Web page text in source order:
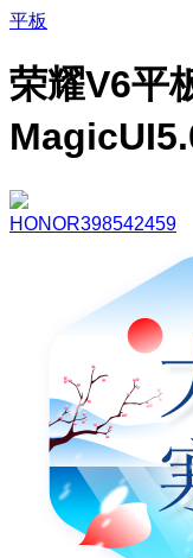
平板
荣耀V6平
HONOR398542459